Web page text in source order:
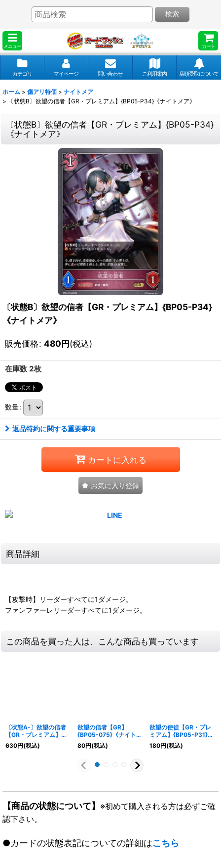
メニュー カート
検索
カテゴリ マイページ 問い合わせ ご利用案内 店頭受取について
ホーム > 傷アリ特価 > ナイトメア
>
〔状態B〕欲望の信者【GR・プレミアム】{BP05-P34}《ナイトメア》
〔状態B〕欲望の信者【GR・プレミアム】{BP05-P34}
《ナイトメア》
〔状態B〕欲望の信者【GR・プレミアム】{BP05-P34}
《ナイトメア》
販売価格: 480円(税込)
在庫数 2枚
数量:
返品特約に関する重要事項
カートに入れる
お気に入り登録
商品詳細
【攻撃時】リーダーすべてに1ダメージ。
ファンファーレリーダーすべてに1ダメージ。
この商品を買った人は、こんな商品も買っています
〔状態A-〕欲望の信者
【GR・プレミアム】
{BP05-P34}《ナイトメ
ア》
630円(税込)
欲望の信者【GR】
{BP05-075}《ナイトメ
ア》
80円(税込)
欲望の使徒【GR・プレ
ミアム】{BP05-P31}
《ナイトメア》
180円(税込)
【商品の状態について】 ※初めて購入される方は必ずご確
認下さい。
●カードの状態表記についての詳細はこちら